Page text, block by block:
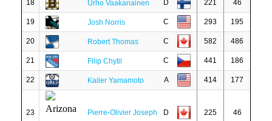
18 Urho Vaakanainen D 221 46
19 Josh Norris C 293 195
20 Robert Thomas C 582 486
21 Filip Chytil C 441 186
22 Kailer Yamamoto A 414 177
23 Pierre-Olivier Joseph D 225 46